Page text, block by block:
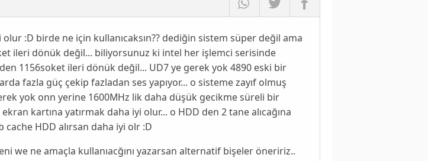
:D birde ne için kullanıcaksın?? dediğin sistem süper değil ama
ileri dönük değil... biliyorsunuz ki intel her işlemci serisinde
1156soket ileri dönük değil... UD7 ye gerek yok 4890 eski bir
fazla güç çekip fazladan ses yapıyor... o sisteme zayıf olmuş
yok onn yerine 1600MHz lik daha düşük gecikme süreli bir
kartına yatırmak daha iyi olur... o HDD den 2 tane alıcağına
cache HDD alırsan daha iyi olr :D
we ne amaçla kullanıacğını yazarsan alternatif bişeler öneririz..